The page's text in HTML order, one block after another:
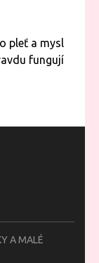
pleť a mysl
fungují
A MALÉ